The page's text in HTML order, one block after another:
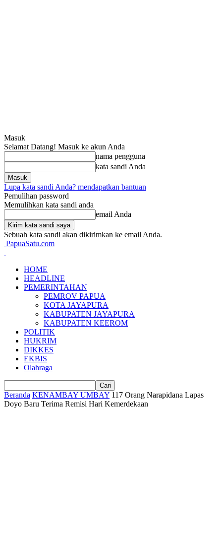
Masuk
Selamat Datang! Masuk ke akun Anda
nama pengguna
kata sandi Anda
Lupa kata sandi Anda? mendapatkan bantuan
Pemulihan password
Memulihkan kata sandi anda
email Anda
Sebuah kata sandi akan dikirimkan ke email Anda.
PapuaSatu.com
HOME
HEADLINE
PEMERINTAHAN
PEMROV PAPUA
KOTA JAYAPURA
KABUPATEN JAYAPURA
KABUPATEN KEEROM
POLITIK
HUKRIM
DIKKES
EKBIS
Olahraga
Beranda KENAMBAY UMBAY 117 Orang Narapidana Lapas
Doyo Baru Terima Remisi Hari Kemerdekaan